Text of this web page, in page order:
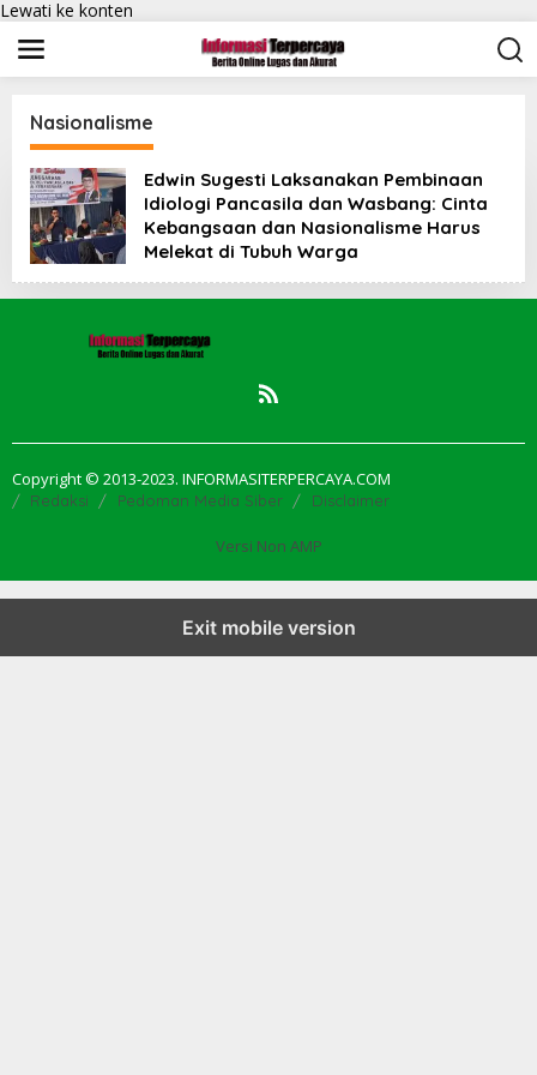
Lewati ke konten
Nasionalisme
Edwin Sugesti Laksanakan Pembinaan
Idiologi Pancasila dan Wasbang: Cinta
Kebangsaan dan Nasionalisme Harus
Melekat di Tubuh Warga
Copyright © 2013-2023. INFORMASITERPERCAYA.COM
Redaksi Pedoman Media Siber Disclaimer
Versi Non AMP
Exit mobile version